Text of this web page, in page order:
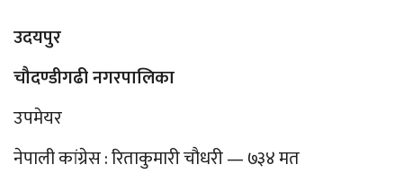
उदयपुर
चौदण्डीगढी नगरपालिका
उपमेयर
नेपाली कांग्रेस : रिताकुमारी चौधरी — ७३४ मत